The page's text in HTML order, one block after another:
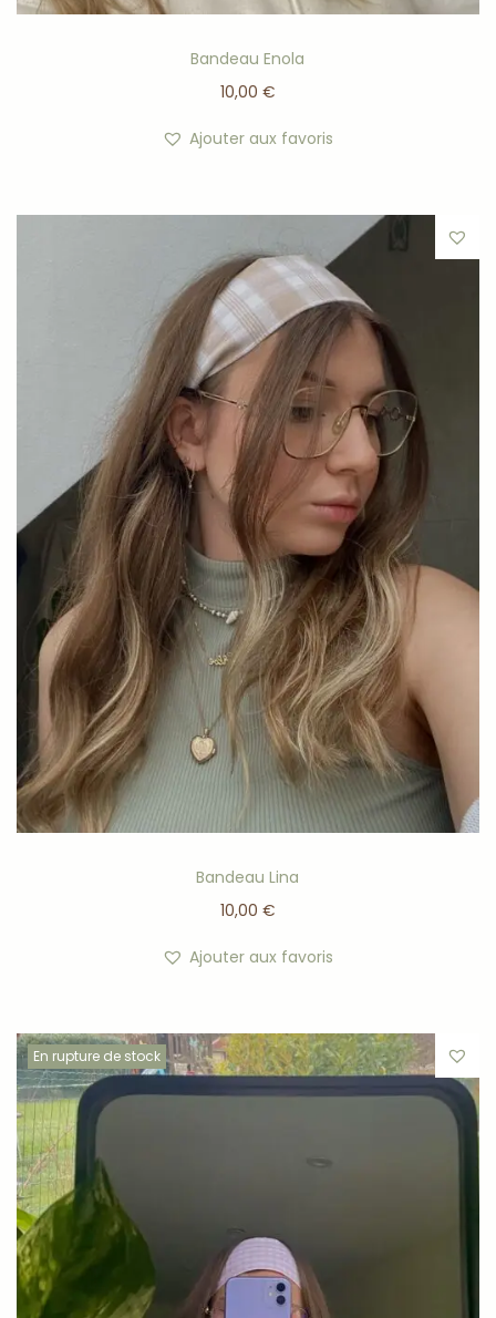
Bandeau Enola
10,00 €
Ajouter aux favoris
Bandeau Lina
10,00 €
Ajouter aux favoris
En rupture de stock